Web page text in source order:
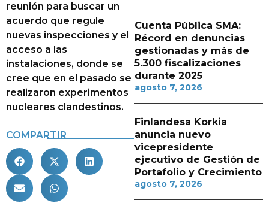
reunión para buscar un
acuerdo que regule
nuevas inspecciones y el
acceso a las
instalaciones, donde se
cree que en el pasado se
realizaron experimentos
nucleares clandestinos.
COMPARTIR
Cuenta Pública SMA:
Récord en denuncias
gestionadas y más de
5.300 fiscalizaciones
durante 2025
agosto 7, 2026
Finlandesa Korkia
anuncia nuevo
vicepresidente
ejecutivo de Gestión de
Portafolio y Crecimiento
agosto 7, 2026